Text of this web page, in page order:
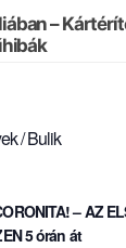
–
/ Bulik
– AZ
5 órán át